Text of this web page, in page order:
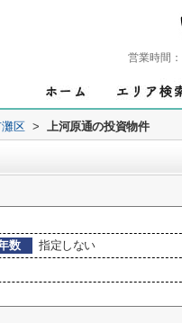
営業時間：
区 > 上河原通の投資物件
数
指定しない